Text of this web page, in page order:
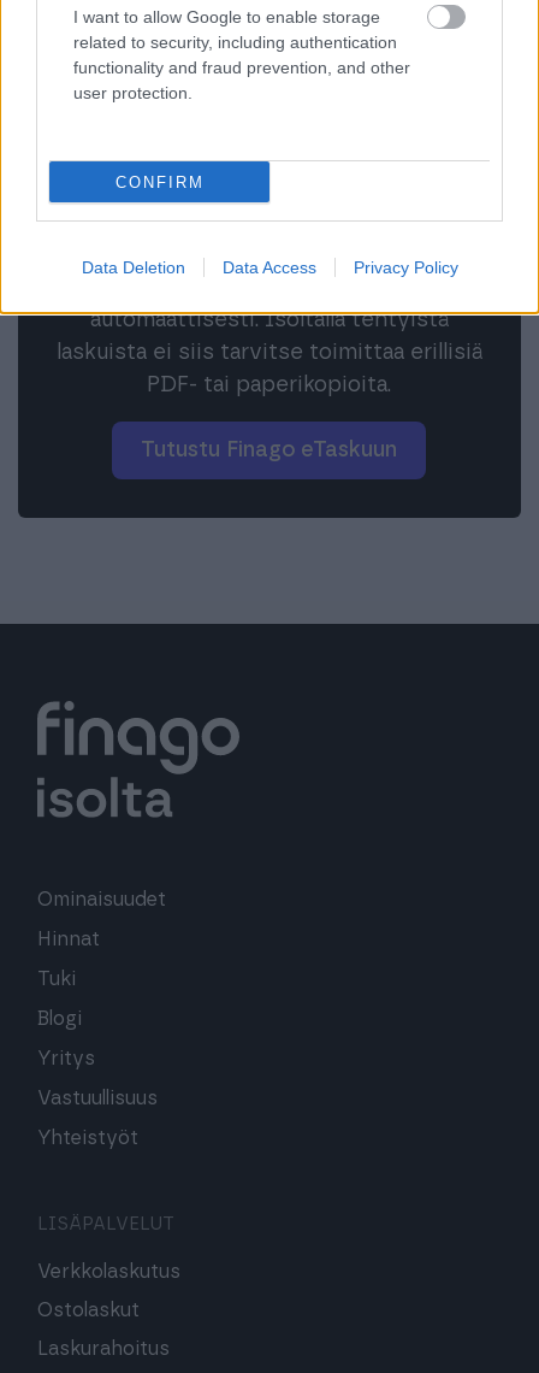
I want to allow Google to enable storage
related to security, including authentication
functionality and fraud prevention, and other
user protection.
CONFIRM
Data Deletion Data Access Privacy Policy
Laskut suoraan
Finago Isoltan ja Finago eTaskun välillä on
yhteys, jonka avulla voit siirtää
automaattisesti. Isoltalla tehtyistä
laskuista ei siis tarvitse toimittaa erillisiä
PDF- tai paperikopioita.
Tutustu Finago eTaskuun
Ominaisuudet
Hinnat
Tuki
Blogi
Yritys
Vastuullisuus
Yhteistyöt
LISÄPALVELUT
Verkkolaskutus
Ostolaskut
Laskurahoitus